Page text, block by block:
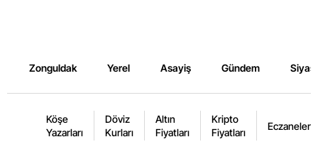
Zonguldak Yerel Asayiş Gündem
Köşe
Yazarları
Döviz
Kurları
Altın
Fiyatları
Kripto
Fiyatları
Eczaneler